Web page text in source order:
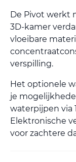
De Pivot werkt
3D-kamer
vloeibare
verspilling.
Het optionele
je
waterpijpen via
Elektronische
voor zachtere